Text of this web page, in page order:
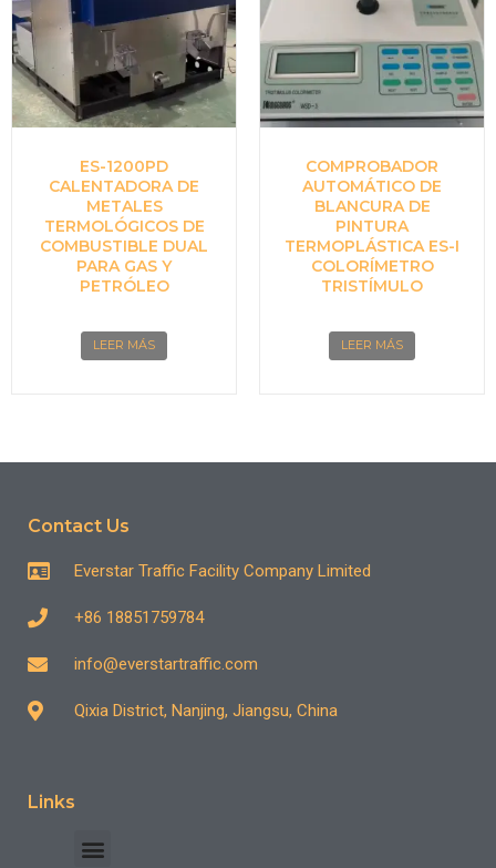
ES-1200PD
CALENTADORA DE
METALES
TERMOLÓGICOS DE
COMBUSTIBLE DUAL
PARA GAS Y
PETRÓLEO
LEER MÁS
COMPROBADOR
AUTOMÁTICO DE
BLANCURA DE
PINTURA
TERMOPLÁSTICA ES-I
COLORÍMETRO
TRISTÍMULO
LEER MÁS
Contact Us
Everstar Traffic Facility Company Limited
+86 18851759784
info@everstartraffic.com
Qixia District, Nanjing, Jiangsu, China
Links